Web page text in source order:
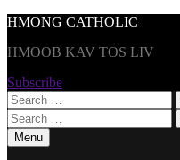
Skip
content
HMONG CATHOLIC
HMOOB KAV TOS LIV
Subscribe
Search
for:
Search
for:Menu